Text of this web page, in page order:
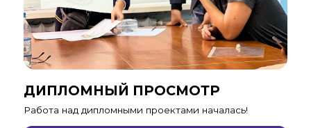
ДИПЛОМНЫЙ ПРОСМОТР
Работа над дипломными проектами началась!